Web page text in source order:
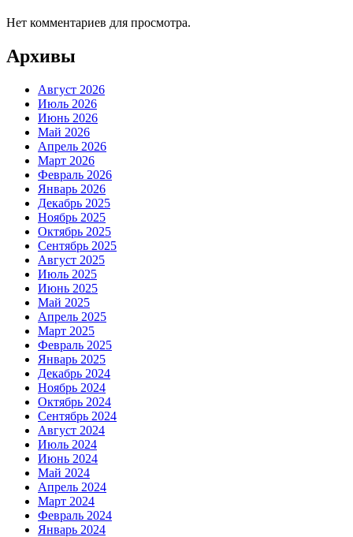
Нет комментариев для просмотра.
Архивы
Август 2026
Июль 2026
Июнь 2026
Май 2026
Апрель 2026
Март 2026
Февраль 2026
Январь 2026
Декабрь 2025
Ноябрь 2025
Октябрь 2025
Сентябрь 2025
Август 2025
Июль 2025
Июнь 2025
Май 2025
Апрель 2025
Март 2025
Февраль 2025
Январь 2025
Декабрь 2024
Ноябрь 2024
Октябрь 2024
Сентябрь 2024
Август 2024
Июль 2024
Июнь 2024
Май 2024
Апрель 2024
Март 2024
Февраль 2024
Январь 2024